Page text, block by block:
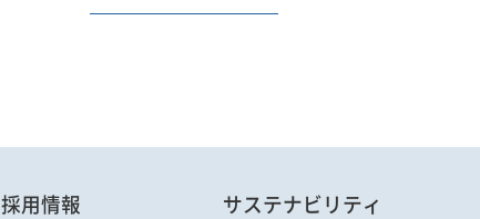
採用情報 サステナビリティ